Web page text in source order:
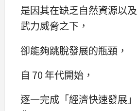
是因其在缺乏自然資源以
武力威脅之下，
卻能夠跳脫發展的瓶頸，
自 70 年代開始，
逐一完成「經濟快速發展